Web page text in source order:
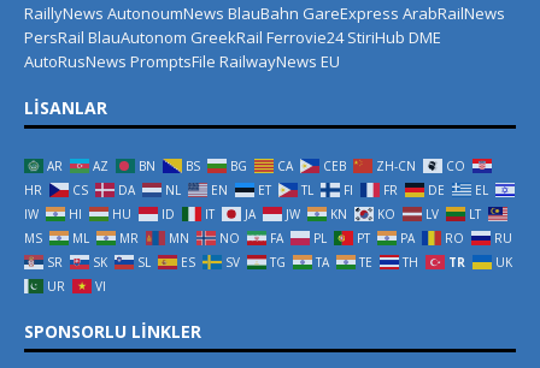
RaillyNews AutonoumNews BlauBahn GareExpress ArabRailNews
PersRail BlauAutonom GreekRail Ferrovie24 StiriHub DME
AutoRusNews PromptsFile RailwayNews EU
LISANLAR
AR AZ BN BS BG CA CEB ZH-CN
CO
HR
CS DA NL EN ET TL FI FR DE
EL
IW
HI HU ID IT JA JW KN KO LV
LT
MS
ML MR MN NO FA PL PT PA RO
RU
SR
SK SL ES SV TG TA TE TH TR
UK
UR
VI
SPONSORLU LINKLER